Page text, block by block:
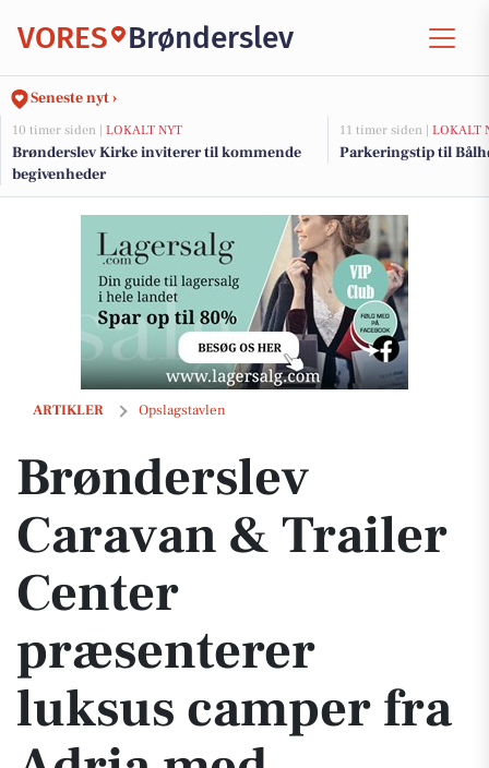
VORES Brønderslev
Seneste nyt ›
10 timer siden | LOKALT NYT
Brønderslev Kirke inviterer til kommende
begivenheder
11 timer siden | LOKALT
Parkeringstip til
ARTIKLER Opslagstavlen
Brønderslev Caravan & Trailer Center præsenterer luksus camper
Brønderslev
Caravan & Trailer
Center
præsenterer
luksus camper fra